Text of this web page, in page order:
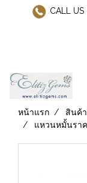
CALL US
หน้าแรก สินค้
แหวนหมั้นราค